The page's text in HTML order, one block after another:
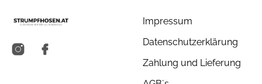
Impressum
Datenschutzerklärung
Zahlung und Lieferung